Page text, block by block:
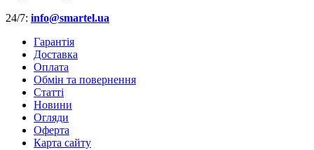
24/7: info@smartel.ua
Гарантія
Доставка
Оплата
Обмін та повернення
Cтатті
Новини
Огляди
Оферта
Карта сайту